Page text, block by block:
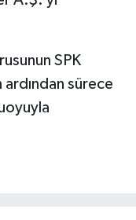
SPK
sürece